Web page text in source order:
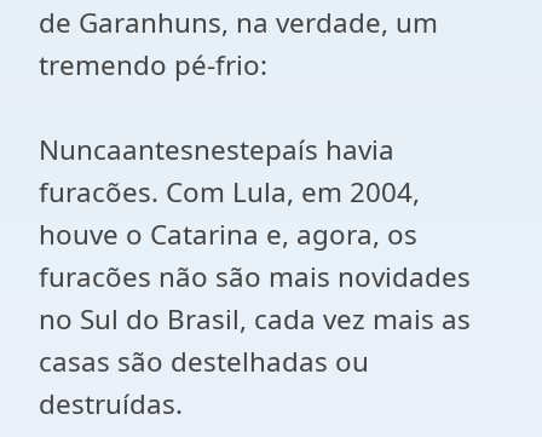
de Garanhuns, na verdade, um
tremendo pé-frio:
Nuncaantesnestepaís havia
furacões. Com Lula, em 2004,
houve o Catarina e, agora, os
furacões não são mais novidades
no Sul do Brasil, cada vez mais as
casas são destelhadas ou
destruídas.